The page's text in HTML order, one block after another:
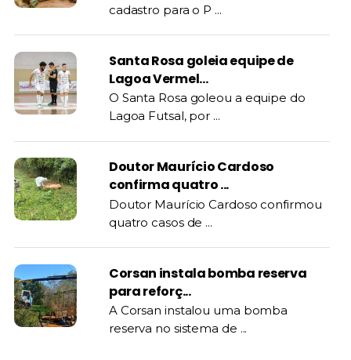
cadastro para o P ...
Santa Rosa goleia equipe de
Lagoa Vermel...
O Santa Rosa goleou a equipe do
Lagoa Futsal, por ...
Doutor Maurício Cardoso
confirma quatro ...
Doutor Maurício Cardoso confirmou
quatro casos de ...
Corsan instala bomba reserva
para reforç...
A Corsan instalou uma bomba
reserva no sistema de ...